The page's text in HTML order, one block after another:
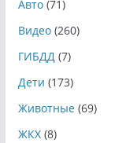
Авто(71)
Видео(260)
ГИБДД(7)
Дети (173)
Животные(69)
ЖКХ(8)